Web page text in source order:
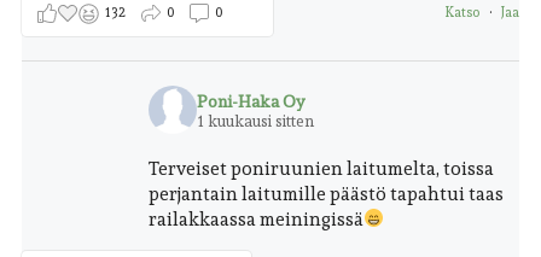
Katso · Jaa
132 0 0
Poni-Haka Oy
1 kuukausi sitten
Terveiset poniruunien laitumelta, toissa
perjantain laitumille päästö tapahtui taas
railakkaassa meiningissä